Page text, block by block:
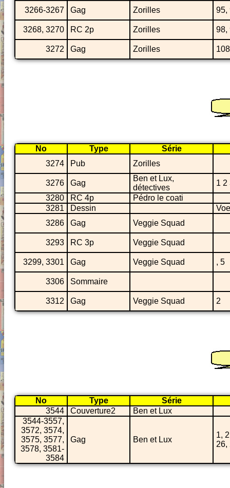
3266-3267 Gag Zorilles 95,
3268, 3270 RC 2p Zorilles 98,
3272 Gag Zorilles 108
No Type
Série
3274
Pub Zorilles
3276 Gag
Ben et Lux,
détectives
1 2
3280
RC 4p
Pédro le coati
3281
Dessin
3286
Gag Veggie Squad
3293 RC 3p Veggie Squad
3299, 3301 Gag Veggie Squad , 5
3306 Sommaire
3312 Gag Veggie Squad 2
No Type
Série
3544
Couverture2
Ben et Lux
3544-3557,
3572, 3574,
3575, 3577,
3578, 3581-
3584
Gag Ben et Lux
1,
26,